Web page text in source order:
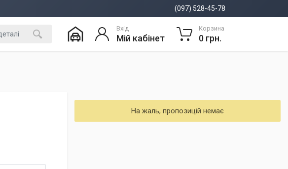
(097) 528-45-78
Вхід
Мій кабінет
Корзина
0 грн.
На жаль, пропозицій немає